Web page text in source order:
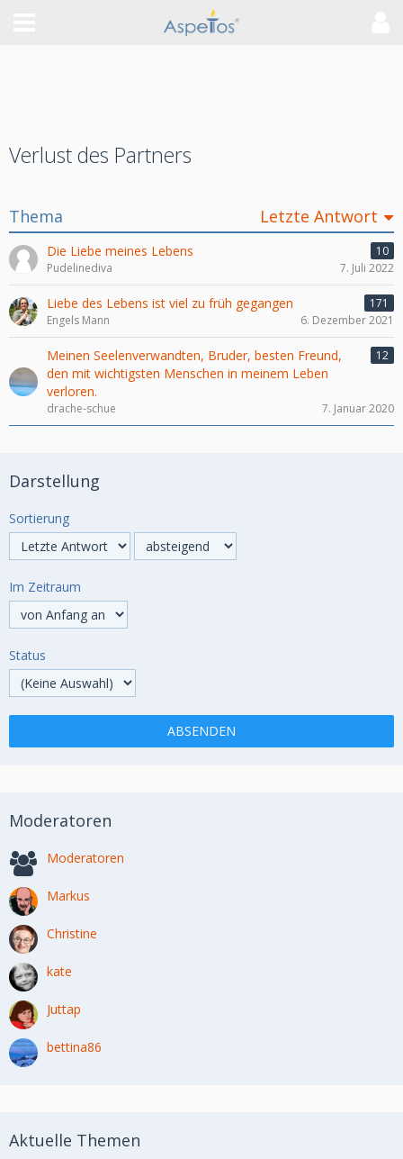
Verlust des Partners
Thema Letzte Antwort
Die Liebe meines Lebens
10
Pudelinediva
7. Juli 2022
Liebe des Lebens ist viel zu früh gegangen
171
Engels Mann
6. Dezember 2021
Meinen Seelenverwandten, Bruder, besten Freund,
den mit wichtigsten Menschen in meinem Leben
verloren.
12
drache-schue 7. Januar 2020
Darstellung
Sortierung
Im Zeitraum
Status
Moderatoren
Moderatoren
Markus
Christine
kate
Juttap
bettina86
Aktuelle Themen